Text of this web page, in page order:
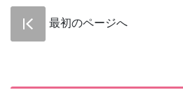
最初のページへ